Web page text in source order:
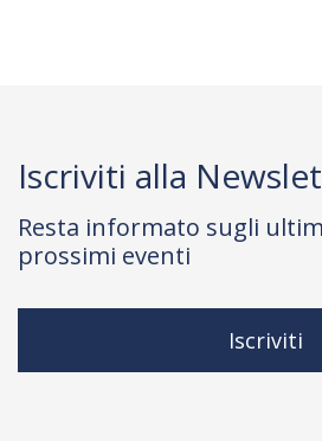
Iscriviti alla
Resta informato sugli
prossimi eventi
Iscriviti